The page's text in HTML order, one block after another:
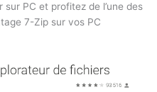
sur PC et profitez de l’une des
7-Zip sur vos PC